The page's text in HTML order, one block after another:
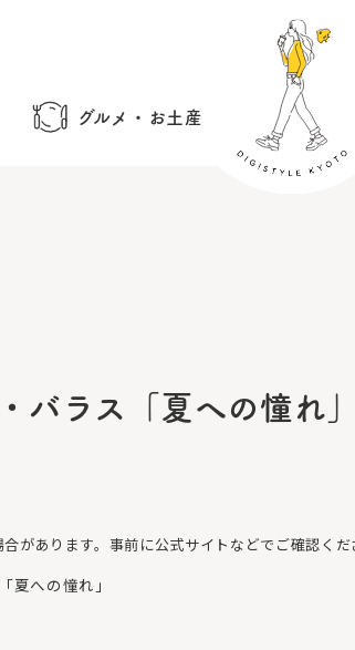
グルメ・お土産
ラス「夏への憧れ」
があります。事前に公式サイトなどでご確認くだ
への憧れ」